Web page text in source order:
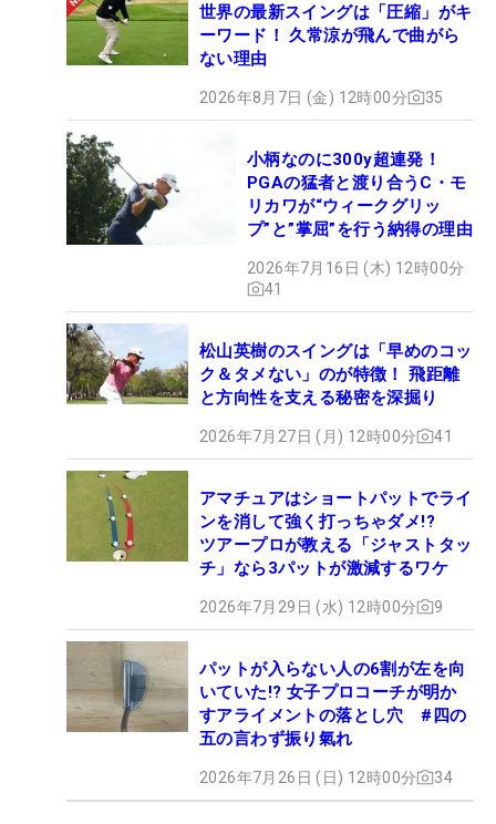
世界の最新スイングは「圧縮」がキ
ーワード！ 久常涼が飛んで曲がら
ない理由
2026年8月7日 (金) 12時00分 35
小柄なのに300y超連発！
PGAの猛者と渡り合うC・モ
リカワが“ウィークグリッ
プ”と”掌屈”を行う納得の理由
2026年7月16日 (木) 12時00分
41
松山英樹のスイングは「早めのコッ
ク＆タメない」のが特徴！ 飛距離
と方向性を支える秘密を深掘り
2026年7月27日 (月) 12時00分 41
アマチュアはショートパットでライ
ンを消して強く打っちゃダメ!?
ツアープロが教える「ジャストタッ
チ」なら3パットが激減するワケ
2026年7月29日 (水) 12時00分 9
パットが入らない人の6割が左を向
いていた!? 女子プロコーチが明か
すアライメントの落とし穴 #四の
五の言わず振り氣れ
2026年7月26日 (日) 12時00分 34